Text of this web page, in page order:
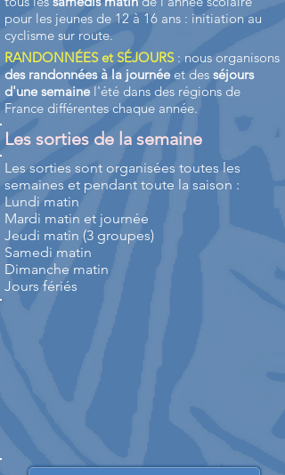
pour les jeunes de 12 à 16 ans : initiation au
cyclisme sur route.
RANDONNÉES et SÉJOURS : nous organisons
des randonnées à la journée et des séjours
d'une semainel'été dans des régions de
France différentes chaque année.
Les sorties de la semaine
Les sorties sont organisées toutes les
semaines et pendant toute la saison :
Lundi matin
Mardi matin et journée
Jeudi matin (3 groupes)
Samedi matin
Dimanche matin
Jours fériés